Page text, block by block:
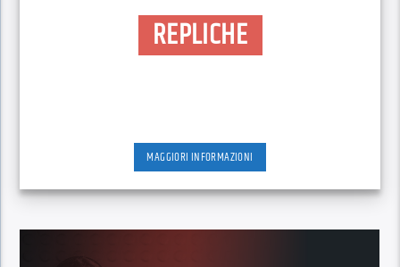
REPLICHE
MAGGIORI INFORMAZIONI